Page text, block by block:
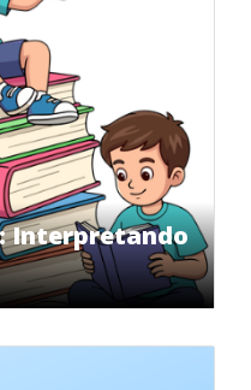
Interpretando